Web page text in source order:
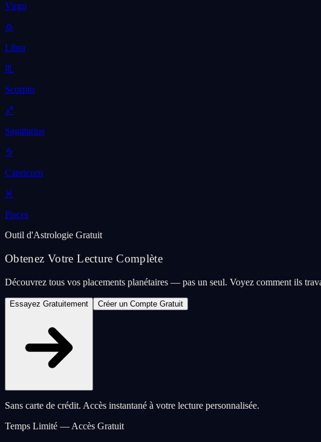
Virgo
♎
Libra
♏
Scorpio
♐
Sagittarius
♑
Capricorn
♓
Pisces
Outil d'Astrologie Gratuit
Obtenez Votre Lecture Complète
Découvrez tous vos placements planétaires — pas un seul. Voyez comment ils
Essayez Gratuitement Créer un Compte Gratuit
Sans carte de crédit. Accès instantané à votre lecture personnalisée.
Temps Limité — Accès Gratuit